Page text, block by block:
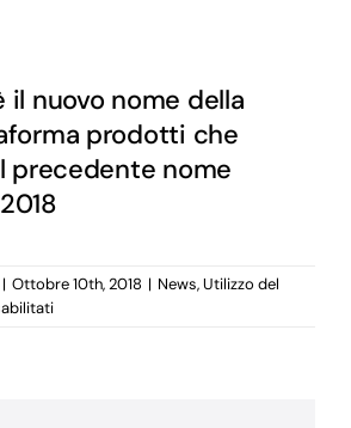
il nuovo nome della
prodotti che
precedente nome
| Ottobre 10th, 2018 | News,Utilizzo del
su